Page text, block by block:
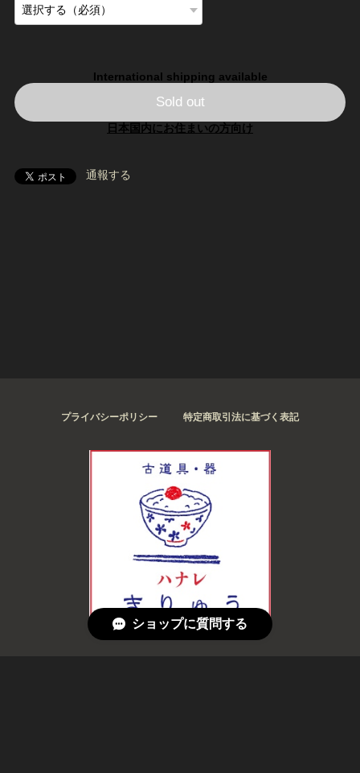
International shipping available
Sold out
日本国内にお住まいの方向け
通報する
プライバシーポリシー 特定商取引法に基づく表記
ショップに質問する